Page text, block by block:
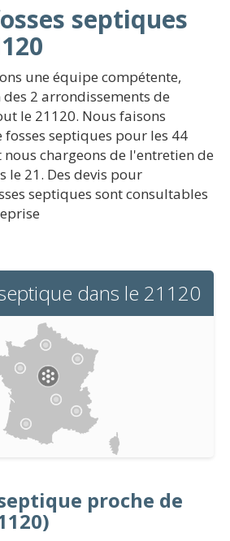
septiques
une équipe compétente,
2 arrondissements de
le 21120. Nous faisons
septiques pour les 44
chargeons de l'entretien de
le 21. Des devis pour
septiques sont consultables
dans le 21120
proche de